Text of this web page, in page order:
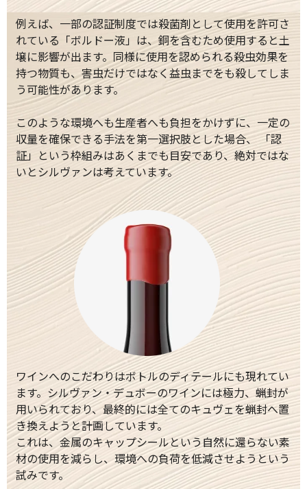
例えば、一部の認証制度では殺菌剤として使用を許可さ
れている「ボルドー液」は、銅を含むため使用すると土
壌に影響が出ます。同様に使用を認められる殺虫効果を
持つ物質も、害虫だけではなく益虫までをも殺してしま
う可能性があります。
このような環境へも生産者へも負担をかけずに、一定の
収量を確保できる手法を第一選択肢とした場合、 「認
証」という枠組みはあくまでも目安であり、絶対ではな
いとシルヴァンは考えています。
ワインへのこだわりはボトルのディテールにも現れてい
ます。シルヴァン・デュボーのワインには極力、蝋封が
用いられており、最終的には全てのキュヴェを蝋封へ置
き換えようと計画しています。
これは、金属のキャップシールという自然に還らない素
材の使用を減らし、環境への負荷を低減させようという
試みです。